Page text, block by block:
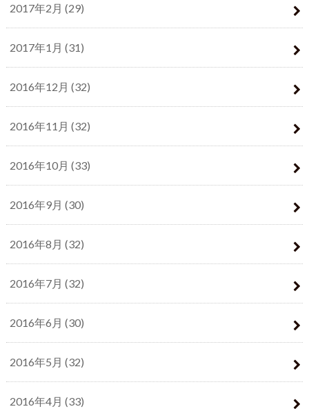
2017年2月 (29)
2017年1月 (31)
2016年12月 (32)
2016年11月 (32)
2016年10月 (33)
2016年9月 (30)
2016年8月 (32)
2016年7月 (32)
2016年6月 (30)
2016年5月 (32)
2016年4月 (33)